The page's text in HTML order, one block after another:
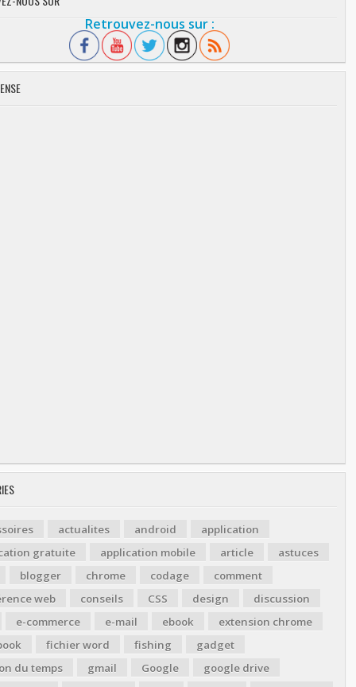
Retrouvez-nous sur :
actualites android
application
gratuite
application mobile article
astuces
blogger
chrome codage
comment
web
conseils CSS design
discussion
e-commerce
e-mail ebook
extension chrome
fichier word fishing
gadget
du temps
gmail Google
google drive